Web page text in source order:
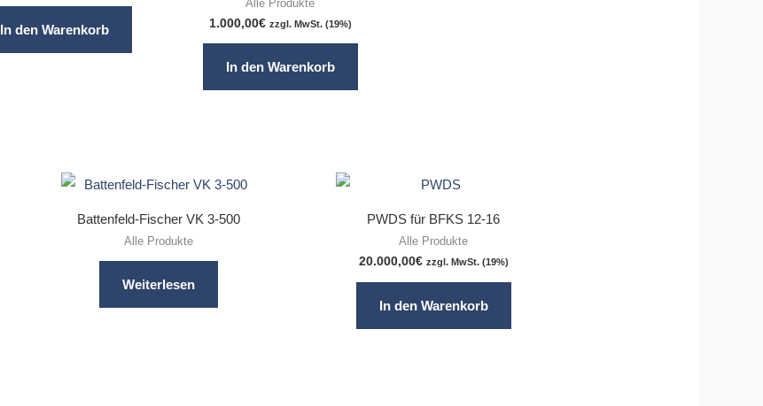
In den Warenkorb
Alle Produkte
1.000,00€ zzgl. MwSt. (19%)
In den Warenkorb
Battenfeld-Fischer VK 3-500
Alle Produkte
Weiterlesen
PWDS für BFKS 12-16
Alle Produkte
20.000,00€ zzgl. MwSt. (19%)
In den Warenkorb